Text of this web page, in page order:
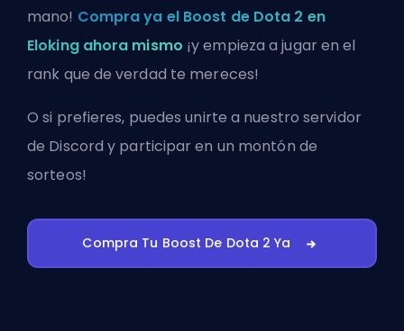
mano! Compra ya el Boost de Dota 2 en
Eloking ahora mismo ¡y empieza a jugar en el
rank que de verdad te mereces!
O si prefieres, puedesunirte a nuestro servidor
de Discord y participar en un montón de
sorteos!
Compra Tu Boost De Dota 2 Ya